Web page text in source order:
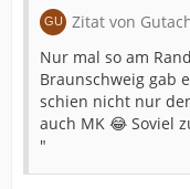
Zitat von
Nur mal so am
Braunschweig gab
schien nicht nur
auch MK 😂 Soviel
"